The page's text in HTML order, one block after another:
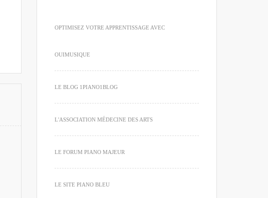
OPTIMISEZ VOTRE APPRENTISSAGE AVEC
OUIMUSIQUE
LE BLOG 1PIANO1BLOG
L'ASSOCIATION MÉDECINE DES ARTS
LE FORUM PIANO MAJEUR
LE SITE PIANO BLEU